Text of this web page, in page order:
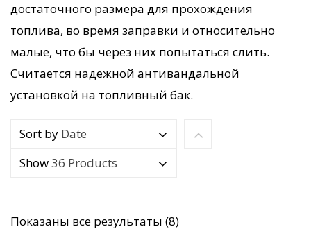
достаточного размера для прохождения
топлива, во время заправки и относительно
малые, что бы через них попытаться слить.
Считается надежной антивандальной
установкой на топливный бак.
Sort by Date
Show36 Products
Показаны все результаты (8)Сортировка: